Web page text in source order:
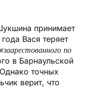
принимает
Вася теряет
«заарестованного по
в Барнаульской
точных
верит, что